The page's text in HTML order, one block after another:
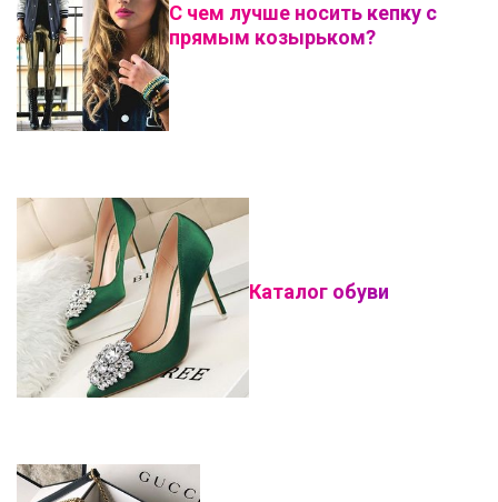
С чем лучше носить кепку с
прямым козырьком?
Каталог обуви